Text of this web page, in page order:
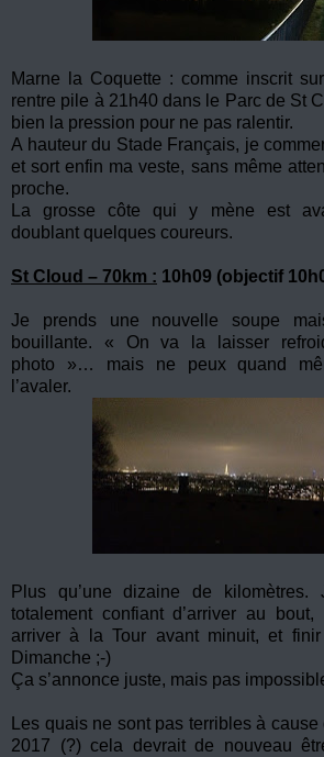
Marne la Coquette : comme inscrit
rentre pile à 21h40 dans le Parc de St
bien la pression pour ne pas ralentir.
A hauteur du Stade Français, je
et sort enfin ma veste, sans même
proche.
La grosse côte qui y mène est
doublant quelques coureurs.
St Cloud – 70km : 10h09 (objectif
Je prends une nouvelle soupe
bouillante. « On va la laisser
photo »… mais ne peux quand
l’avaler.
Plus qu’une dizaine de kilomètres.
totalement confiant d’arriver au
arriver à la Tour avant minuit, et
Dimanche ;-)
Ça s’annonce juste, mais pas
Les quais ne sont pas terribles à
2017 (?) cela devrait de nouveau